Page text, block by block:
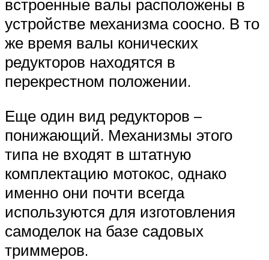
встроенные валы расположены в
устройстве механизма соосно. В то
же время валы конических
редукторов находятся в
перекрестном положении.
Еще один вид редукторов –
понижающий. Механизмы этого
типа не входят в штатную
комплектацию мотокос, однако
именно они почти всегда
используются для изготовления
самоделок на базе садовых
триммеров.